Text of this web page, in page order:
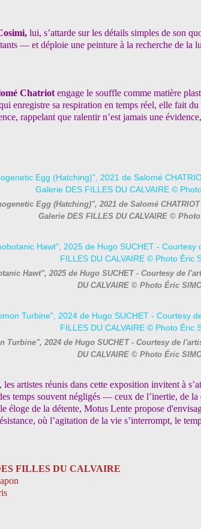
lui, s’attarde sur les détails simples de son
— et déploie une peinture à la recherche de la
Chatriot engage le souffle comme matière
enregistre sa respiration en temps réel, elle fait
rappelant que ralentir n’est jamais une
Egg (Hatching)", 2021 de Salomé
Galerie DES FILLES DU CALVAIRE ©
Hawt", 2025 de Hugo SUCHET - Courtesy de
DU CALVAIRE © Photo Éric
Turbine", 2024 de Hugo SUCHET - Courtesy de
DU CALVAIRE © Photo Éric
les artistes réunis dans cette exposition invitent à
temps souvent négligés — ceux de l’inertie, de
éloge de la détente, Motus Lente propose
où l’agitation de la vie s’interrompt, le
FILLES DU CALVAIRE